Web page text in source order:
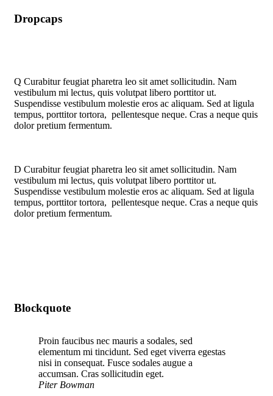
Dropcaps
Q Curabitur feugiat pharetra leo sit amet sollicitudin. Nam
vestibulum mi lectus, quis volutpat libero porttitor ut.
Suspendisse vestibulum molestie eros ac aliquam. Sed at ligula
tempus, porttitor tortora, pellentesque neque. Cras a neque quis
dolor pretium fermentum.
D Curabitur feugiat pharetra leo sit amet sollicitudin. Nam
vestibulum mi lectus, quis volutpat libero porttitor ut.
Suspendisse vestibulum molestie eros ac aliquam. Sed at ligula
tempus, porttitor tortora, pellentesque neque. Cras a neque quis
dolor pretium fermentum.
Blockquote
Proin faucibus nec mauris a sodales, sed
elementum mi tincidunt. Sed eget viverra egestas
nisi in consequat. Fusce sodales augue a
accumsan. Cras sollicitudin eget.
Piter Bowman